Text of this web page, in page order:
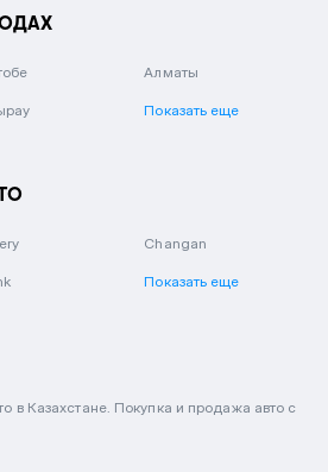
Алматы
Показать еще
Changan
Показать еще
в Казахстане. Покупка и продажа авто с